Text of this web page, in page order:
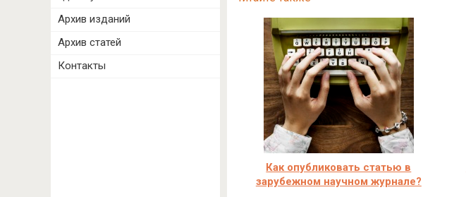
Как опубликовать статью в
зарубежном научном журнале?
Архив изданий
Архив статей
Контакты